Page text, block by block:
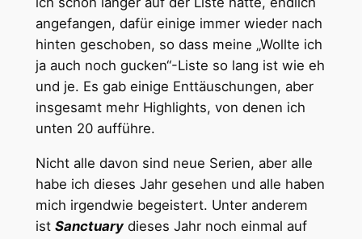
angefangen, dafür einige immer wieder nach
hinten geschoben, so dass meine „Wollte ich
ja auch noch gucken“-Liste so lang ist wie eh
und je. Es gab einige Enttäuschungen, aber
insgesamt mehr Highlights, von denen ich
unten 20 aufführe.
Nicht alle davon sind neue Serien, aber alle
habe ich dieses Jahr gesehen und alle haben
mich irgendwie begeistert. Unter anderem
ist Sanctuarydieses Jahr noch einmal auf